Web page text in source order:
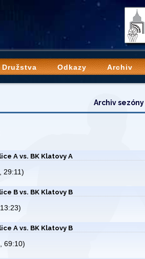
Družstva Odkazy Archiv
Archiv
A vs. BK Klatovy A
29:11)
B vs. BK Klatovy B
A vs. BK Klatovy B
69:10)